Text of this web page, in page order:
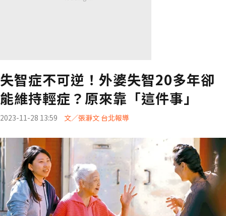
失智症不可逆！外婆失智20多年卻
能維持輕症？原來靠「這件事」
2023-11-28 13:59 文／張瀞文 台北報導